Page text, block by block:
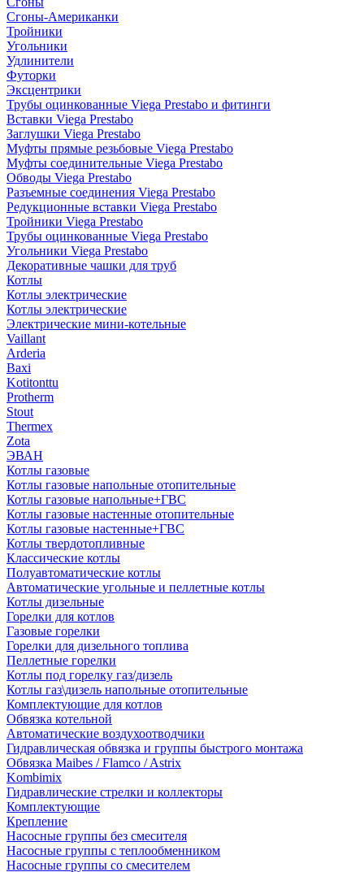
Сгоны-Американки
Тройники
Угольники
Удлинители
Футорки
Эксцентрики
Трубы оцинкованные Viega Prestabo и фитинги
Вставки Viega Prestabo
Заглушки Viega Prestabo
Муфты прямые резьбовые Viega Prestabo
Муфты соединительные Viega Prestabo
Обводы Viega Prestabo
Разъемные соединения Viega Prestabo
Редукционные вставки Viega Prestabo
Тройники Viega Prestabo
Трубы оцинкованные Viega Prestabo
Угольники Viega Prestabo
Декоративные чашки для труб
Котлы
Котлы электрические
Котлы электрические
Электрические мини-котельные
Vaillant
Arderia
Baxi
Kotitonttu
Protherm
Stout
Thermex
Zota
ЭВАН
Котлы газовые
Котлы газовые напольные отопительные
Котлы газовые напольные+ГВС
Котлы газовые настенные отопительные
Котлы газовые настенные+ГВС
Котлы твердотопливные
Классические котлы
Полуавтоматические котлы
Автоматические угольные и пеллетные котлы
Котлы дизельные
Горелки для котлов
Газовые горелки
Горелки для дизельного топлива
Пеллетные горелки
Котлы под горелку газ/дизель
Котлы газ\дизель напольные отопительные
Комплектующие для котлов
Обвязка котельной
Автоматические воздухоотводчики
Гидравлическая обвязка и группы быстрого монтажа
Обвязка Maibes / Flamco / Astrix
Kombimix
Гидравлические стрелки и коллекторы
Комплектующие
Крепление
Насосные группы без смесителя
Насосные группы с теплообменником
Насосные группы со смесителем